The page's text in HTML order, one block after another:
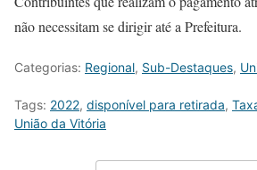
não necessitam se dirigir até a Prefeitura.
Categorias: Regional, Sub-Destaques,
Tags: 2022, disponível para retirada,
União da Vitória